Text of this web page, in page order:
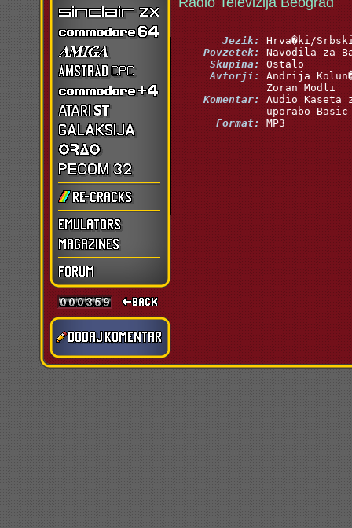
       Jezik:
    Povzetek:
     Skupina:
     Avtorji:
    Komentar:
      Format:
MP3